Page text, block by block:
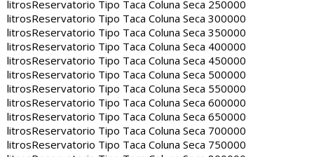
litrosReservatorio Tipo Taca Coluna Seca 250000
litrosReservatorio Tipo Taca Coluna Seca 300000
litrosReservatorio Tipo Taca Coluna Seca 350000
litrosReservatorio Tipo Taca Coluna Seca 400000
litrosReservatorio Tipo Taca Coluna Seca 450000
litrosReservatorio Tipo Taca Coluna Seca 500000
litrosReservatorio Tipo Taca Coluna Seca 550000
litrosReservatorio Tipo Taca Coluna Seca 600000
litrosReservatorio Tipo Taca Coluna Seca 650000
litrosReservatorio Tipo Taca Coluna Seca 700000
litrosReservatorio Tipo Taca Coluna Seca 750000